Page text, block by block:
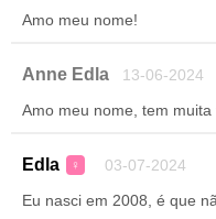
Amo meu nome!
Anne Edla 13-06-2024
Amo meu nome, tem
Edla ♀ 03-07-2024
Eu nasci em 2008, é que